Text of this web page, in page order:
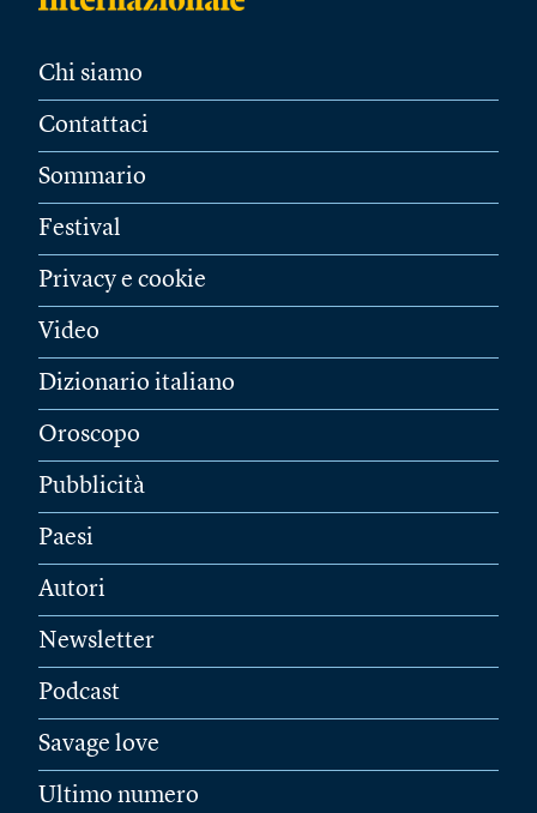
Chi siamo
Contattaci
Sommario
Festival
Privacy e cookie
Video
Dizionario italiano
Oroscopo
Pubblicità
Paesi
Autori
Newsletter
Podcast
Savage love
Ultimo numero